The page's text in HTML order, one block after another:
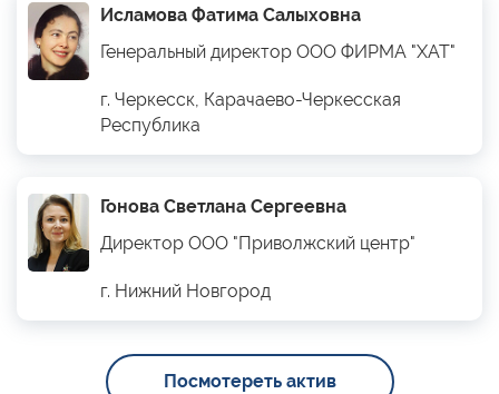
Исламова Фатима Салыховна
Генеральный директор ООО ФИРМА "ХАТ"
г. Черкесск, Карачаево-Черкесская
Республика
Гонова Светлана Сергеевна
Директор ООО "Приволжский центр"
г. Нижний Новгород
Посмотереть актив